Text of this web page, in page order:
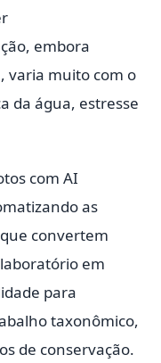
embora
varia muito com o
da água, estresse
com AI
as
convertem
em
para
taxonômico,
de conservação.